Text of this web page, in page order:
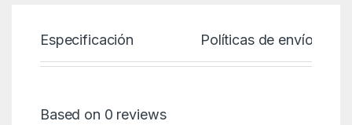
Especificación Políticas de envío
Based on 0 reviews